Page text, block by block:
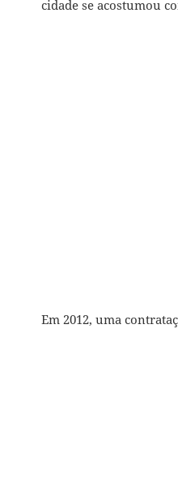
cidade se acostumou
Em 2012, uma